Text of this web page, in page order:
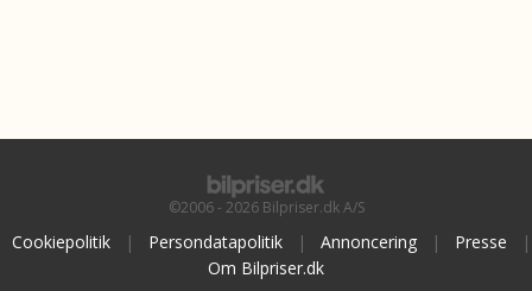
©2006 - 2026 Bilpriser.dk A/S
Cookiepolitik | Persondatapolitik | Annoncering | Presse
|
Om Bilpriser.dk